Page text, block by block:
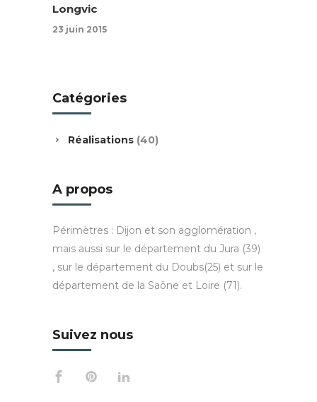
Longvic
23 juin 2015
Catégories
Réalisations (40)
A propos
Périmètres : Dijon et son agglomération ,
mais aussi sur le département du Jura (39)
, sur le département du Doubs(25) et sur le
département de la Saône et Loire (71).
Suivez nous